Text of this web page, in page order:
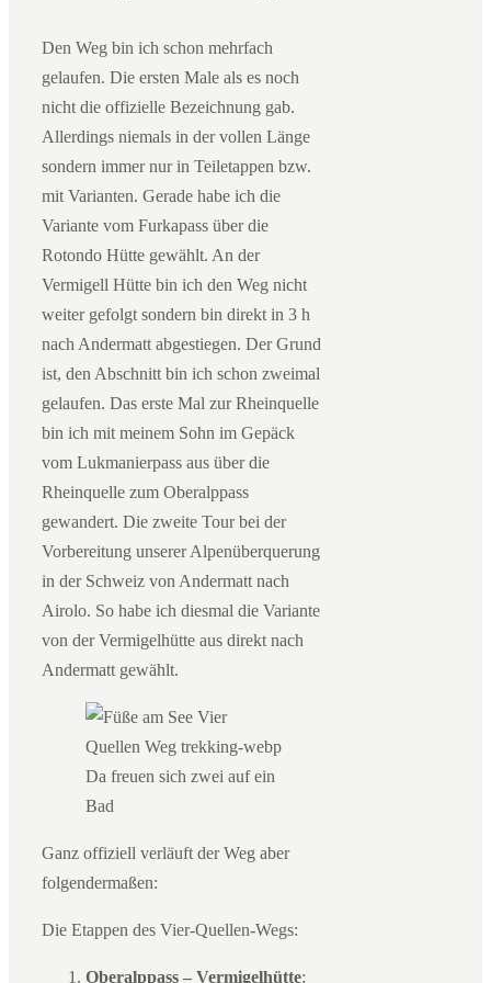
Den Weg bin ich schon mehrfach
gelaufen. Die ersten Male als es noch
nicht die offizielle Bezeichnung gab.
Allerdings niemals in der vollen Länge
sondern immer nur in Teiletappen bzw.
mit Varianten. Gerade habe ich die
Variante vom Furkapass über die
Rotondo Hütte gewählt. An der
Vermigell Hütte bin ich den Weg nicht
weiter gefolgt sondern bin direkt in 3 h
nach Andermatt abgestiegen. Der Grund
ist, den Abschnitt bin ich schon zweimal
gelaufen. Das erste Mal zur Rheinquelle
bin ich mit meinem Sohn im Gepäck
vom Lukmanierpass aus über die
Rheinquelle zum Oberalppass
gewandert. Die zweite Tour bei der
Vorbereitung unserer Alpenüberquerung
in der Schweiz von Andermatt nach
Airolo. So habe ich diesmal die Variante
von der Vermigelhütte aus direkt nach
Andermatt gewählt.
Da freuen sich zwei auf ein
Bad
Ganz offiziell verläuft der Weg aber
folgendermaßen:
Die Etappen des Vier-Quellen-Wegs:
Oberalppass – Vermigelhütte: